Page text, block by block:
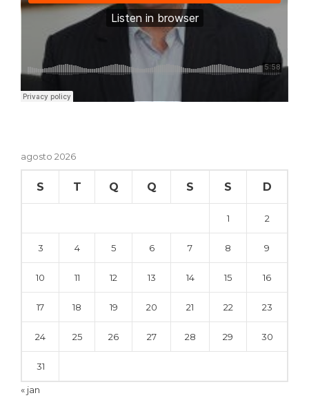
agosto 2026
S T Q Q S S D
1 2
3 4 5 6 7 8 9
10 11 12 13 14 15 16
17 18 19 20 21 22 23
24 25 26 27 28 29 30
31
« jan